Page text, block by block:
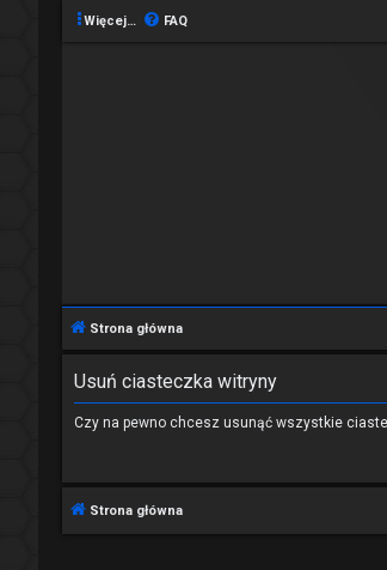
Więcej… FAQ
Strona główna
Usuń ciasteczka witryny
Czy na pewno chcesz usunąć wszystkie
Strona główna